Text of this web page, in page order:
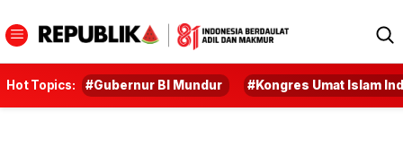
Hot Topics: #Gubernur BI Mundur #Kongres Umat Islam